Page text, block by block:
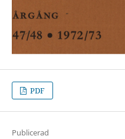
PDF
Publicerad